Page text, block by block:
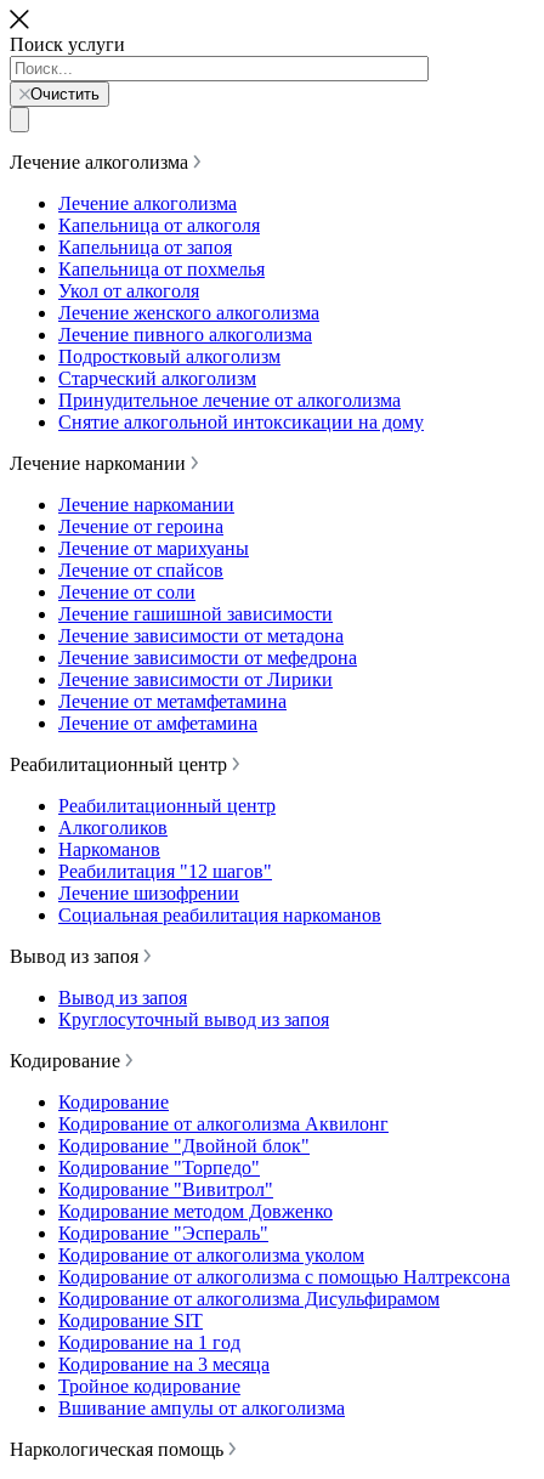
Поиск услуги
Очистить
Лечение алкоголизма
Лечение алкоголизма
Капельница от алкоголя
Капельница от запоя
Капельница от похмелья
Укол от алкоголя
Лечение женского алкоголизма
Лечение пивного алкоголизма
Подростковый алкоголизм
Старческий алкоголизм
Принудительное лечение от алкоголизма
Снятие алкогольной интоксикации на дому
Лечение наркомании
Лечение наркомании
Лечение от героина
Лечение от марихуаны
Лечение от спайсов
Лечение от соли
Лечение гашишной зависимости
Лечение зависимости от метадона
Лечение зависимости от мефедрона
Лечение зависимости от Лирики
Лечение от метамфетамина
Лечение от амфетамина
Реабилитационный центр
Реабилитационный центр
Алкоголиков
Наркоманов
Реабилитация "12 шагов"
Лечение шизофрении
Социальная реабилитация наркоманов
Вывод из запоя
Вывод из запоя
Круглосуточный вывод из запоя
Кодирование
Кодирование
Кодирование от алкоголизма Аквилонг
Кодирование "Двойной блок"
Кодирование "Торпедо"
Кодирование "Вивитрол"
Кодирование методом Довженко
Кодирование "Эспераль"
Кодирование от алкоголизма уколом
Кодирование от алкоголизма с помощью Налтрексона
Кодирование от алкоголизма Дисульфирамом
Кодирование SIT
Кодирование на 1 год
Кодирование на 3 месяца
Тройное кодирование
Вшивание ампулы от алкоголизма
Наркологическая помощь